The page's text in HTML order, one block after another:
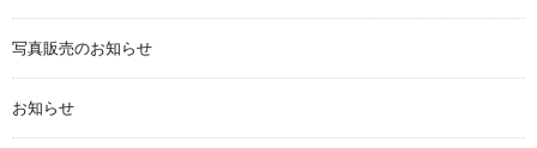
写真販売のお知らせ
お知らせ